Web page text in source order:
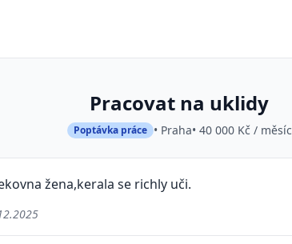
Pracovat na uklidy
Poptávka práce • Praha• 40 000 Kč / měsíc
žena,kerala se richly uči.